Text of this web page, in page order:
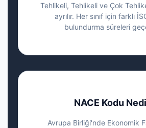
Tehlikeli, Tehlikeli ve Çok
ayrılır. Her sınıf için farklı
bulundurma süreleri
NACE Kodu
Avrupa Birliği'nde Ekonomik